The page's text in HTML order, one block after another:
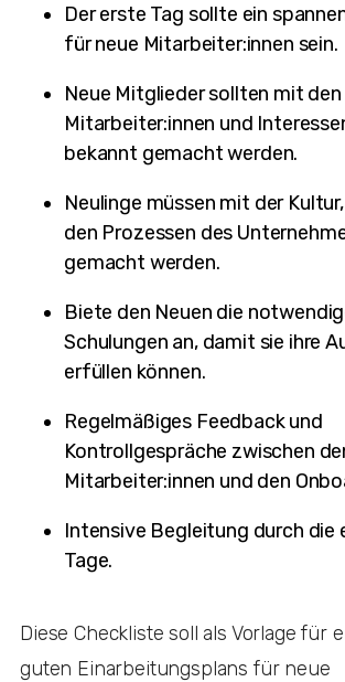
Der erste Tag sollte ein
für neue Mitarbeiter:innen sein.
Neue Mitglieder sollten mit
Mitarbeiter:innen und
bekannt gemacht werden.
Neulinge müssen mit der
den Prozessen des
gemacht werden.
Biete den Neuen die
Schulungen an, damit sie ihre
erfüllen können.
Regelmäßiges Feedback und
Kontrollgespräche zwischen
Mitarbeiter:innen und den
Intensive Begleitung durch die
Tage.
Diese Checkliste soll als Vorlage für
guten Einarbeitungsplans für neue